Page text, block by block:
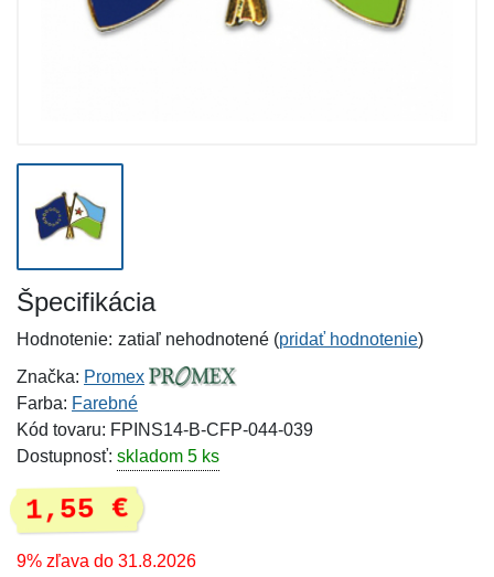
Špecifikácia
Hodnotenie: zatiaľ nehodnotené (pridať hodnotenie)
Značka: Promex
Farba: Farebné
Kód tovaru: FPINS14-B-CFP-044-039
Dostupnosť: skladom 5 ks
1,55 €
9% zľava do 31.8.2026